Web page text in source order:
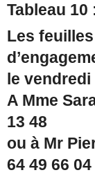
Tableau
Les
le
A Mme
13 48
ou à Mr
64 49 66 04